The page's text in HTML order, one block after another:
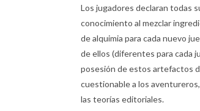
Los jugadores declaran todas
conocimiento al mezclar
de alquimia para cada nuevo
de ellos (diferentes para cada
posesión de estos artefactos
cuestionable a los
las teorías editoriales.